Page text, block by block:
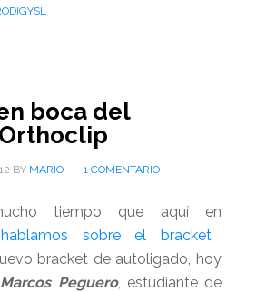
14
notas)
boca del
BY MARIO 1 COMENTARIO
tiempo que aquí en
hablamos sobre el bracket
bracket de autoligado, hoy
Peguero, estudiante de